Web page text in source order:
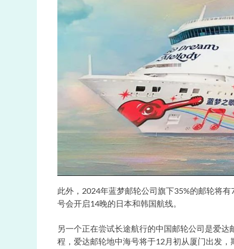
此外，2024年蓝梦邮轮公司旗下35%的邮轮将
号会开启14晚的日本和韩国航线。
另一个正在尝试长途航行的中国邮轮公司是爱
程，爱达邮轮地中海号将于12月初从厦门出发